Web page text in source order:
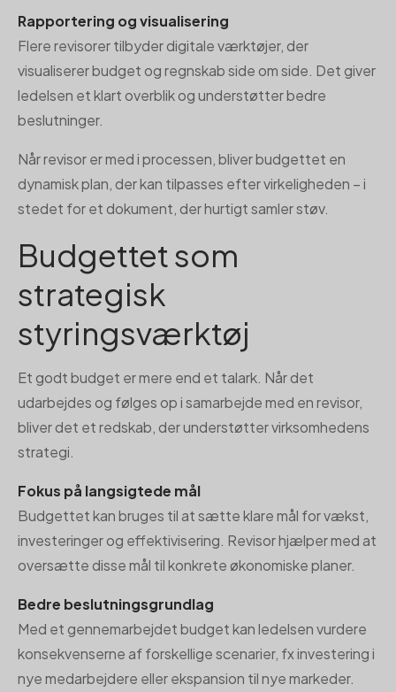
Rapportering og visualisering
Flere revisorer tilbyder digitale værktøjer, der
visualiserer budget og regnskab side om side. Det giver
ledelsen et klart overblik og understøtter bedre
beslutninger.
Når revisor er med i processen, bliver budgettet en
dynamisk plan, der kan tilpasses efter virkeligheden – i
stedet for et dokument, der hurtigt samler støv.
Budgettet som
strategisk
styringsværktøj
Et godt budget er mere end et talark. Når det
udarbejdes og følges op i samarbejde med en revisor,
bliver det et redskab, der understøtter virksomhedens
strategi.
Fokus på langsigtede mål
Budgettet kan bruges til at sætte klare mål for vækst,
investeringer og effektivisering. Revisor hjælper med at
oversætte disse mål til konkrete økonomiske planer.
Bedre beslutningsgrundlag
Med et gennemarbejdet budget kan ledelsen vurdere
konsekvenserne af forskellige scenarier, fx investering i
nye medarbejdere eller ekspansion til nye markeder.